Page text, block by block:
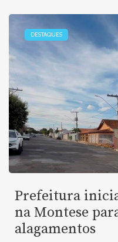
DESTAQUES
Prefeitura
na Montese
alagamentos